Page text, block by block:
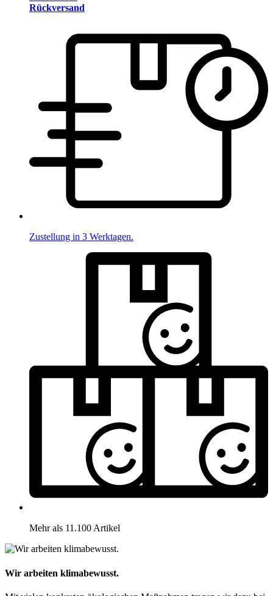
Rückversand
Zustellung in 3 Werktagen.
Mehr als 11.100 Artikel
Wir arbeiten klimabewusst.